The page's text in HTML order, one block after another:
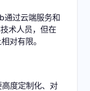
通过云端服务和
术人员，但在
对有限。
度定制化、对